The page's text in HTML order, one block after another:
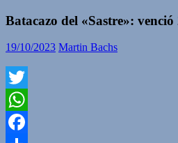
Batacazo del «Sastre»:
19/10/2023 Martin Bachs
Twitter
WhatsApp